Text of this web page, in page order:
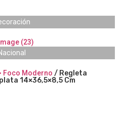
Foco Moderno / Regleta
14×36,5×8,5 Cm